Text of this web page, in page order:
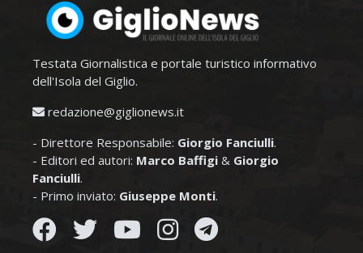
Testata Giornalistica e portale turistico informativo
dell'Isola del Giglio.
redazione@giglionews.it
- Direttore Responsabile: Giorgio Fanciulli.
- Editori ed autori: Marco Baffigi & Giorgio
Fanciulli.
- Primo inviato: Giuseppe Monti.